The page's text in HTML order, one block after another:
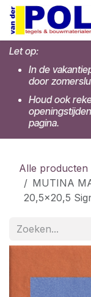
Overslaan naar
Let op:
In de
door
Houd ook
pagina.
Alle producten
MUTINA
20,5x20,5